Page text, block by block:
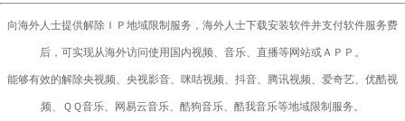
向海外人士提供解除ＩＰ地域限制服务，海外人士下载安装软件并支付软件服务费
后，可实现从海外访问使用国内视频、音乐、直播等网站或ＡＰＰ。
能够有效的解除央视频、央视影音、咪咕视频、抖音、腾讯视频、爱奇艺、优酷视
频、ＱＱ音乐、网易云音乐、酷狗音乐、酷我音乐等地域限制服务。